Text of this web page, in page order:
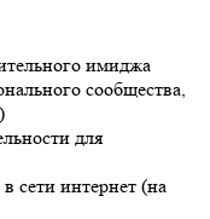
имиджа
сообщества,
для
сети интернет (на